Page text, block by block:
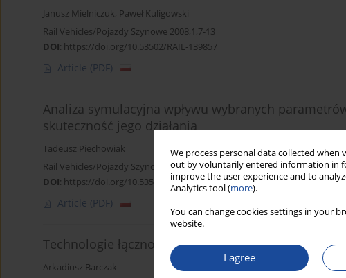
We process personal data collected
out by voluntarily entered information in
improve the user experience and to
Analytics tool (more).
You can change cookies settings in your
website.
I agree
Janusz Mielniczuk, Paweł Kuligowski
Rail Vehicles/Pojazdy Szynowe 2008,1,7-13
DOI: https://doi.org/10.53502/RAIL-139857
Article (PDF)
Analiza symulacyjna wpływu wybranych
skuteczność jego działania
Tadeusz Piechowiak
Rail Vehicles/Pojazdy Szynowe 2008,1,14-25
DOI: https://doi.org/10.53502/RAIL-139858
Article (PDF)
Technologie łączności bezprzewodowej w
Arkadiusz Barczak